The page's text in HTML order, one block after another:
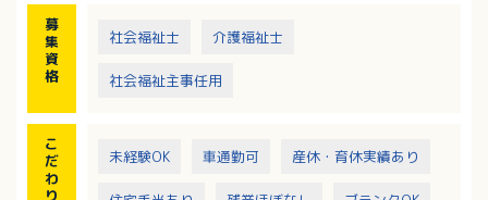
募
集
資
格
社会福祉士 介護福祉士
社会福祉主事任用
こ
だ
わ
り
未経験OK 車通勤可 産休・育休実績あり